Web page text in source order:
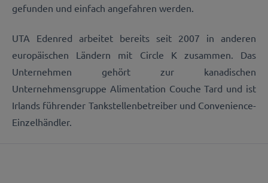
gefunden und einfach angefahren werden.
UTA Edenred arbeitet bereits seit 2007 in anderen
europäischen Ländern mit Circle K zusammen. Das
Unternehmen gehört zur kanadischen
Unternehmensgruppe Alimentation Couche Tard und ist
Irlands führender Tankstellenbetreiber und Convenience-
Einzelhändler.